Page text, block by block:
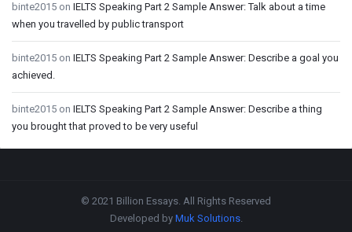
binte2015 on IELTS Speaking Part 2 Sample Answer: Talk about a time
when you travelled by public transport
binte2015 on IELTS Speaking Part 2 Sample Answer: Describe a goal you
achieved.
binte2015 on IELTS Speaking Part 2 Sample Answer: Describe a thing
you brought that proved to be very useful
© 2021 Billion Essays. All Rights Reserved
Developed by Muk Solutions.